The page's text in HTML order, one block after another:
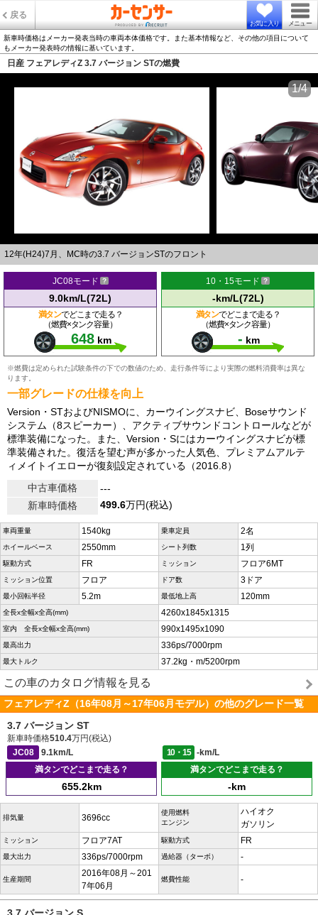
戻る
お気に入り メニュー
新車時価格はメーカー発表当時の車両本体価格です。また基本情報など、その他の項目について
もメーカー発表時の情報に基いています。
日産 フェアレディZ 3.7 バージョン STの燃費
12年(H24)7月、MC時の3.7 バージョンSTのフロント
1/4
JC08モード
9.0km/L(72L)
満タンでどこまで走る？
（燃費×タンク容量）
648 km
10・15モード
-km/L(72L)
満タンでどこまで走る？
（燃費×タンク容量）
- km
※燃費は定められた試験条件の下での数値のため、走行条件等により実際の燃料消費率は異な
ります。
一部グレードの仕様を向上
Version・STおよびNISMOに、カーウイングスナビ、Boseサウンド
システム（8スピーカー）、アクティブサウンドコントロールなどが
標準装備になった。また、Version・Sにはカーウイングスナビが標
準装備された。復活を望む声が多かった人気色、プレミアムアルテ
ィメイトイエローが復刻設定されている（2016.8）
中古車価格
---
新車時価格
499.6万円(税込)
車両重量 1540kg 乗車定員 2名
ホイールベース 2550mm シート列数 1列
駆動方式 FR ミッション フロア6MT
ミッション位置 フロア ドア数 3ドア
最小回転半径 5.2m 最低地上高 120mm
全長x全幅x全高(mm) 4260x1845x1315
室内 全長x全幅x全高(mm) 990x1495x1090
最高出力 336ps/7000rpm
最大トルク 37.2kg・m/5200rpm
この車のカタログ情報を見る
フェアレディZ（16年08月～17年06月モデル）の他のグレード一覧
3.7 バージョン ST
新車時価格510.4万円(税込)
JC08
9.1km/L 10・15
-km/L
満タンでどこまで走る？
655.2km
満タンでどこまで走る？
-km
排気量 3696cc
使用燃料
エンジン
ハイオク
ガソリン
ミッション フロア7AT 駆動方式 FR
最大出力 336ps/7000rpm 過給器（ターボ） -
生産期間
2016年08月～201
7年06月
燃費性能 -